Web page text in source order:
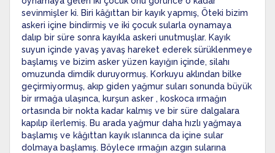
sevinmişler ki. Biri kâğıttan bir kayık yapmış, Öteki bizim
askeri içine bindirmiş ve iki çocuk sularla oynamaya
dalıp bir süre sonra kayıkla askeri unutmuşlar. Kayık
suyun içinde yavaş yavaş hareket ederek sürüklenmeye
başlamış ve bizim asker yüzen kayığın içinde, silahı
omuzunda dimdik duruyormuş. Korkuyu aklından bilke
geçirmiyormuş, akıp giden yağmur suları sonunda büyük
bir ırmağa ulaşınca, kurşun asker , koskoca ırmağın
ortasında bir nokta kadar kalmış ve bir süre dalgalara
kapılıp ilerlemiş. Bu arada yağmur daha hızlı yağmaya
başlamış ve kâğıttan kayık ıslanınca da içine sular
dolmaya başlamış. Böylece ırmağın azgın sularına